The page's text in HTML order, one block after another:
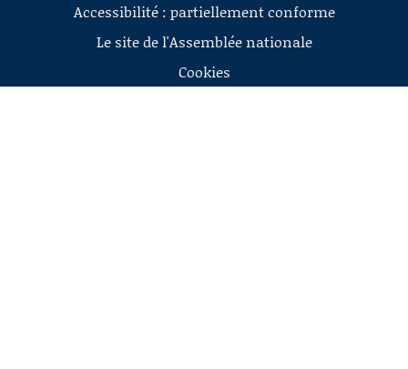
Accessibilité : partiellement conforme
Le site de l'Assemblée nationale
Cookies